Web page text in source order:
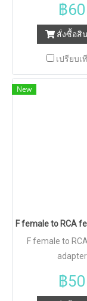
฿60
สั่งซื้อสิ
เปรียบเ
New
F female to RCA
F female to
adapter
฿50